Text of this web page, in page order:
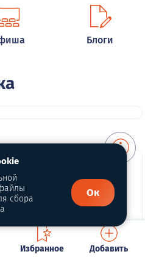
Блоги
Избранное Добавить
сбора
Ок